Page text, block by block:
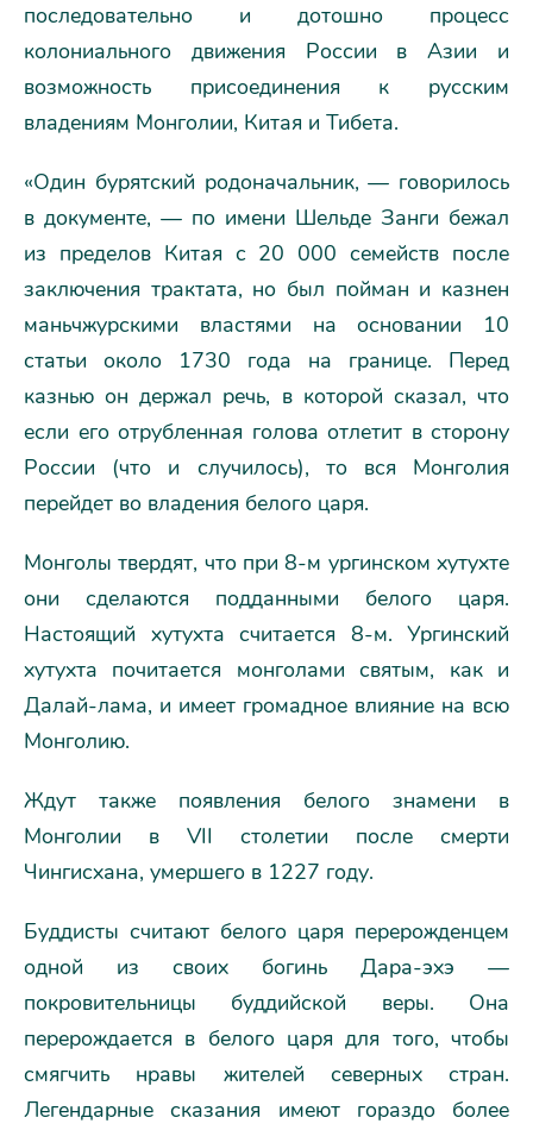
последовательно и дотошно процесс
колониального движения России в Азии и
возможность присоединения к русским
владениям Монголии, Китая и Тибета.
«Один бурятский родоначальник, — говорилось
в документе, — по имени Шельде Занги бежал
из пределов Китая с 20 000 семейств после
заключения трактата, но был пойман и казнен
маньчжурскими властями на основании 10
статьи около 1730 года на границе. Перед
казнью он держал речь, в которой сказал, что
если его отрубленная голова отлетит в сторону
России (что и случилось), то вся Монголия
перейдет во владения белого царя.
Монголы твердят, что при 8-м ургинском хутухте
они сделаются подданными белого царя.
Настоящий хутухта считается 8-м. Ургинский
хутухта почитается монголами святым, как и
Далай-лама, и имеет громадное влияние на всю
Монголию.
Ждут также появления белого знамени в
Монголии в VII столетии после смерти
Чингисхана, умершего в 1227 году.
Буддисты считают белого царя перерожденцем
одной из своих богинь Дара-эхэ —
покровительницы буддийской веры. Она
перерождается в белого царя для того, чтобы
смягчить нравы жителей северных стран.
Легендарные сказания имеют гораздо более